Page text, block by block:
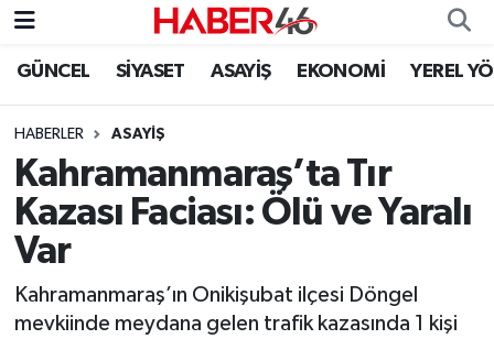
GÜNCEL SİYASET ASAYİŞ EKONOMİ YEREL
HABERLER ASAYİŞ
Kahramanmaraş’ta Tır
Kazası Faciası: Ölü ve Yaralı
Var
Kahramanmaraş’ın Onikişubat ilçesi Döngel
mevkiinde meydana gelen trafik kazasında 1 kişi
GÜNCEL
SİYASET
EKONOMİ
SPOR
YAŞAM
Nöbetçi Eczaneler
Hava Durumu
Kahramanmaraş Namaz Vakitleri
Trafik Durumu
Süper Lig Puan Durumu ve Fikstür